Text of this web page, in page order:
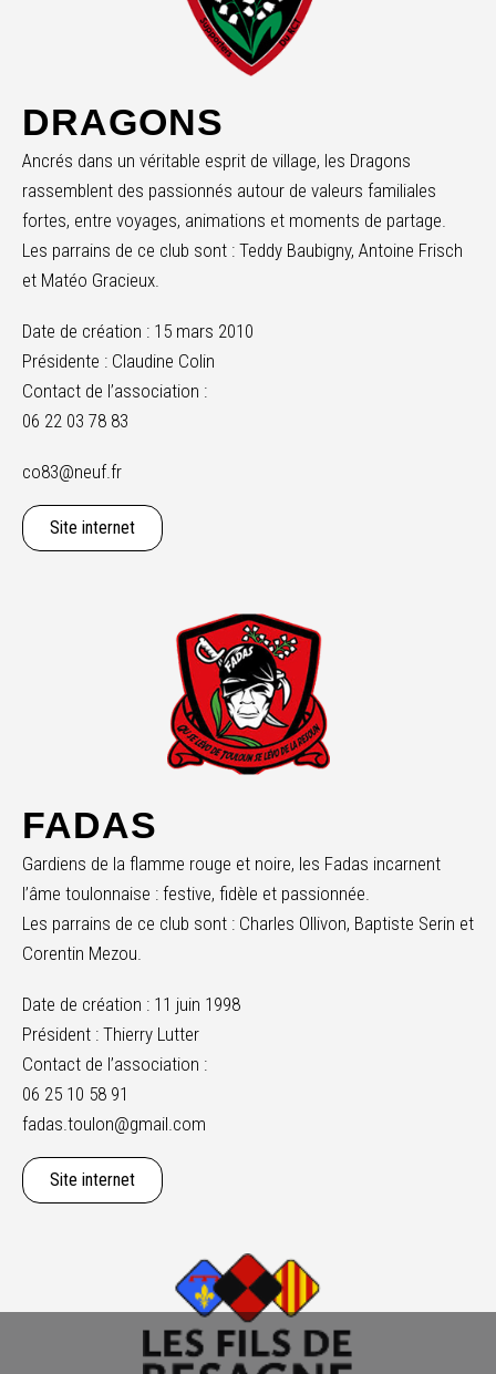
DRAGONS
Ancrés dans un véritable esprit de village, les Dragons
rassemblent des passionnés autour de valeurs familiales
fortes, entre voyages, animations et moments de partage.
Les parrains de ce club sont : Teddy Baubigny, Antoine Frisch
et Matéo Gracieux.
Date de création : 15 mars 2010
Présidente : Claudine Colin
Contact de l’association :
06 22 03 78 83
co83@neuf.fr
Site internet
FADAS
Gardiens de la flamme rouge et noire, les Fadas incarnent
l’âme toulonnaise : festive, fidèle et passionnée.
Les parrains de ce club sont : Charles Ollivon, Baptiste Serin et
Corentin Mezou.
Date de création : 11 juin 1998
Président : Thierry Lutter
Contact de l’association :
06 25 10 58 91
fadas.toulon@gmail.com
Site internet